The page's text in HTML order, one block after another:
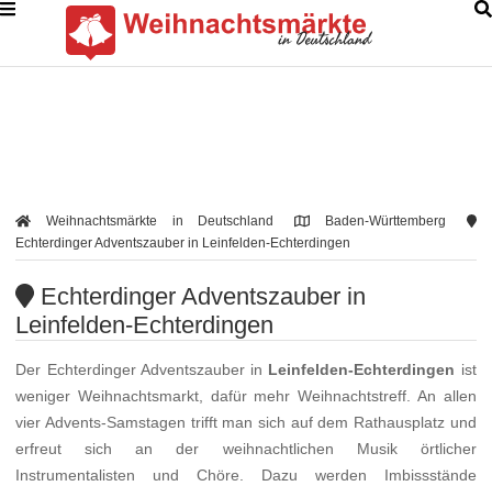
Weihnachtsmärkte in Deutschland
Baden-Württemberg
Echterdinger Adventszauber in Leinfelden-Echterdingen
Echterdinger Adventszauber in
Leinfelden-Echterdingen
Der Echterdinger Adventszauber in Leinfelden-Echterdingen ist
weniger Weihnachtsmarkt, dafür mehr Weihnachtstreff. An allen
vier Advents-Samstagen trifft man sich auf dem Rathausplatz und
erfreut sich an der weihnachtlichen Musik örtlicher
Instrumentalisten und Chöre. Dazu werden Imbissstände